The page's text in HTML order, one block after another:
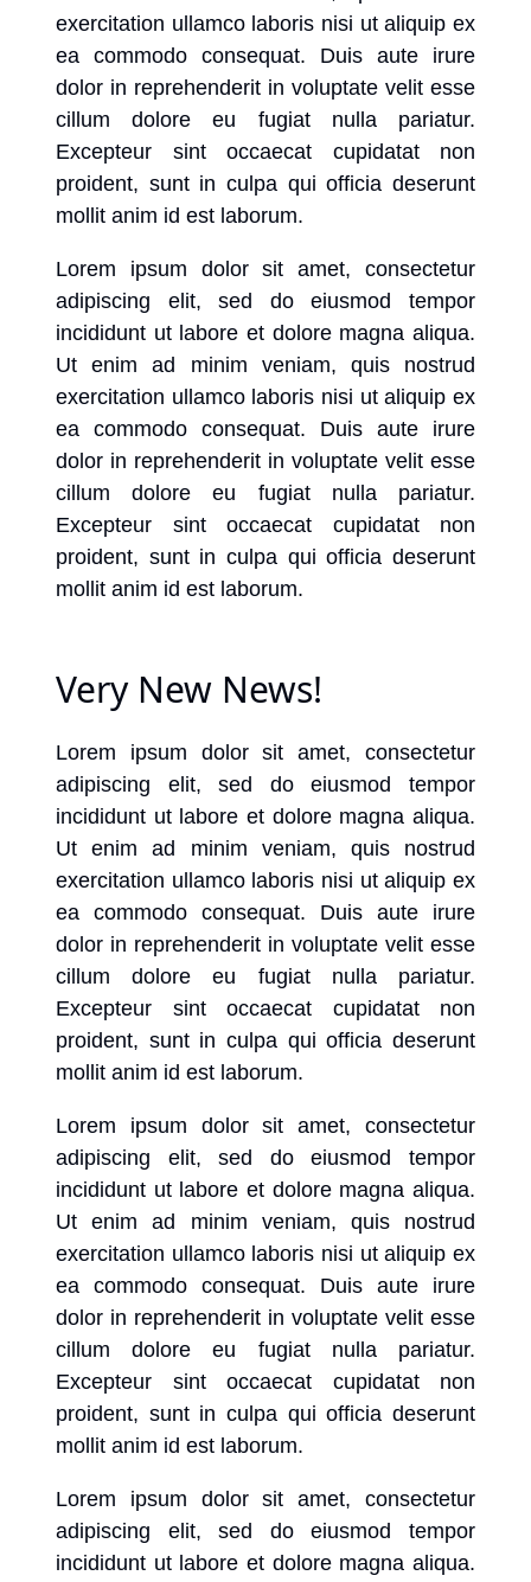
exercitation ullamco laboris nisi ut aliquip ex
ea commodo consequat. Duis aute irure
dolor in reprehenderit in voluptate velit esse
cillum dolore eu fugiat nulla pariatur.
Excepteur sint occaecat cupidatat non
proident, sunt in culpa qui officia deserunt
mollit anim id est laborum.
Lorem ipsum dolor sit amet, consectetur
adipiscing elit, sed do eiusmod tempor
incididunt ut labore et dolore magna aliqua.
Ut enim ad minim veniam, quis nostrud
exercitation ullamco laboris nisi ut aliquip ex
ea commodo consequat. Duis aute irure
dolor in reprehenderit in voluptate velit esse
cillum dolore eu fugiat nulla pariatur.
Excepteur sint occaecat cupidatat non
proident, sunt in culpa qui officia deserunt
mollit anim id est laborum.
Very New News!
Lorem ipsum dolor sit amet, consectetur
adipiscing elit, sed do eiusmod tempor
incididunt ut labore et dolore magna aliqua.
Ut enim ad minim veniam, quis nostrud
exercitation ullamco laboris nisi ut aliquip ex
ea commodo consequat. Duis aute irure
dolor in reprehenderit in voluptate velit esse
cillum dolore eu fugiat nulla pariatur.
Excepteur sint occaecat cupidatat non
proident, sunt in culpa qui officia deserunt
mollit anim id est laborum.
Lorem ipsum dolor sit amet, consectetur
adipiscing elit, sed do eiusmod tempor
incididunt ut labore et dolore magna aliqua.
Ut enim ad minim veniam, quis nostrud
exercitation ullamco laboris nisi ut aliquip ex
ea commodo consequat. Duis aute irure
dolor in reprehenderit in voluptate velit esse
cillum dolore eu fugiat nulla pariatur.
Excepteur sint occaecat cupidatat non
proident, sunt in culpa qui officia deserunt
mollit anim id est laborum.
Lorem ipsum dolor sit amet, consectetur
adipiscing elit, sed do eiusmod tempor
incididunt ut labore et dolore magna aliqua.